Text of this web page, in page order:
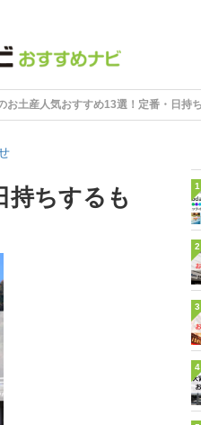
お土産人気おすすめ13選！定番・日持
持ちするも
1
2
3
4